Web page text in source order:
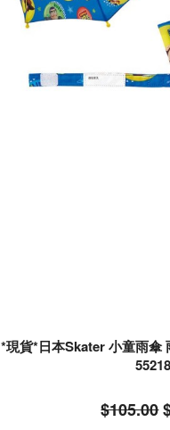
*現貨*日本Skater 小童雨傘
$105.00